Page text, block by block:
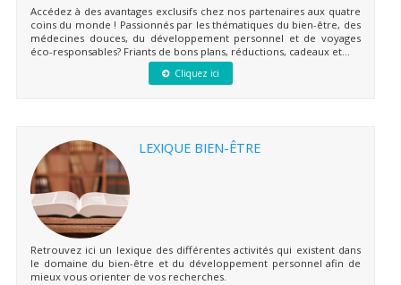
Accédez à des avantages exclusifs chez nos partenaires aux quatre
coins du monde ! Passionnés par les thématiques du bien-être, des
médecines douces, du développement personnel et de voyages
éco-responsables? Friants de bons plans, réductions, cadeaux et...
Cliquez ici
LEXIQUE BIEN-ÊTRE
Retrouvez ici un lexique des différentes activités qui existent dans
le domaine du bien-être et du développement personnel afin de
mieux vous orienter de vos recherches.